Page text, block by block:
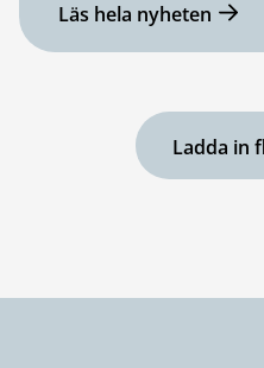
Läs hela nyheten
Ladda in